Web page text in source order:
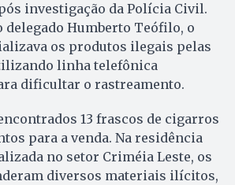
investigação da Polícia Civil.
delegado Humberto Teófilo, o
os produtos ilegais pelas
linha telefônica
dificultar o rastreamento.
13 frascos de cigarros
para a venda. Na residência
no setor Criméia Leste, os
diversos materiais ilícitos,